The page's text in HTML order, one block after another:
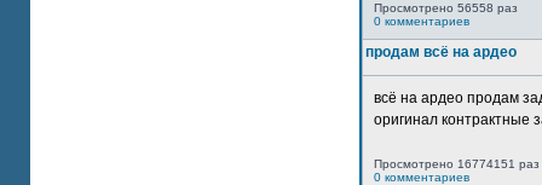
Просмотрено 56558 раз
0 комментариев
продам всё на ардео
всё на ардео продам
оригинал контрактные
Просмотрено 16774151 раз
0 комментариев